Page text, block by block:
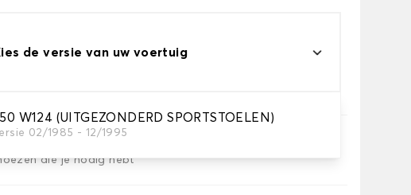
de versie van uw voertuig
W124 (UITGEZONDERD SPORTSTOELEN)
02/1985 - 12/1995
die je nodig hebt